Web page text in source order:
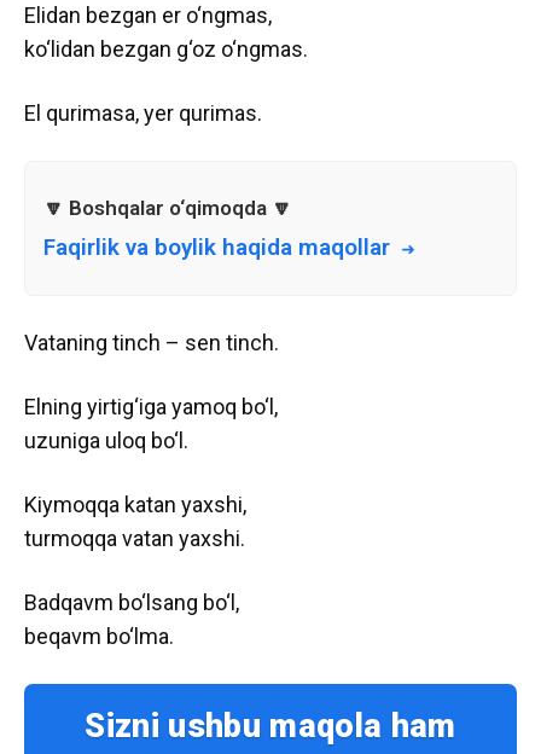
Elidan bezgan er o‘ngmas,
ko‘lidan bezgan g‘oz o‘ngmas.
El qurimasa, yer qurimas.
Faqirlik va boylik haqida maqollar
Vataning tinch – sen tinch.
Elning yirtig‘iga yamoq bo‘l,
uzuniga uloq bo‘l.
Kiymoqqa katan yaxshi,
turmoqqa vatan yaxshi.
Badqavm bo‘lsang bo‘l,
beqavm bo‘lma.
Sizni ushbu maqola ham